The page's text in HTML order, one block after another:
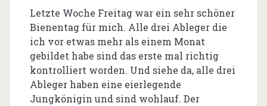
Letzte Woche Freitag war ein sehr schöner
Bienentag für mich. Alle drei Ableger die
ich vor etwas mehr als einem Monat
gebildet habe sind das erste mal richtig
kontrolliert worden. Und siehe da, alle drei
Ableger haben eine eierlegende
Jungkönigin und sind wohlauf. Der